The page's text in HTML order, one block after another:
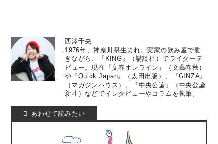
西澤千央
1976年、神奈川県生まれ。実家の飲み屋で働
きながら、『KING』（講談社）でライターデ
ビュー。現在『文春オンライン』（文藝春秋）
や『Quick Japan』（太田出版）、『GINZA』
（マガジンハウス）、『中央公論』（中央公論
新社）などでインタビューやコラムを執筆。